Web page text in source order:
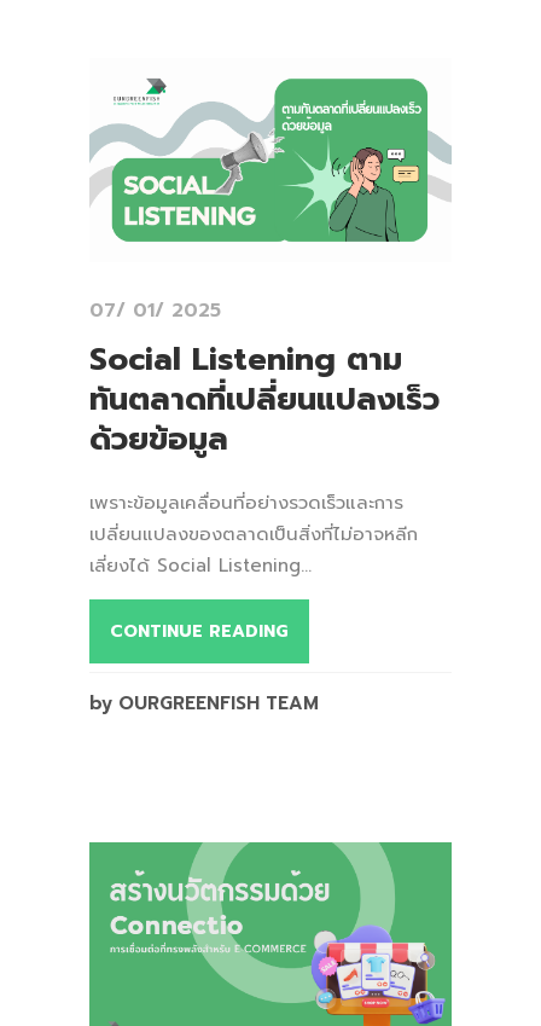
07/ 01/ 2025
Social Listening ตาม
ทันตลาดที่เปลี่ยนแปลงเร็ว
ด้วยข้อมูล
เพราะข้อมูลเคลื่อนที่อย่างรวดเร็วและการ
เปลี่ยนแปลงของตลาดเป็นสิ่งที่ไม่อาจหลีก
เลี่ยงได้ Social Listening...
CONTINUE READING
by OURGREENFISH TEAM